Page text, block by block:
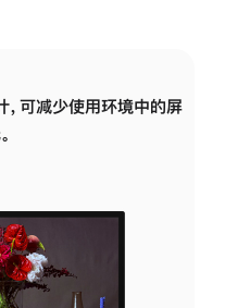
可减少使用环境中的屏